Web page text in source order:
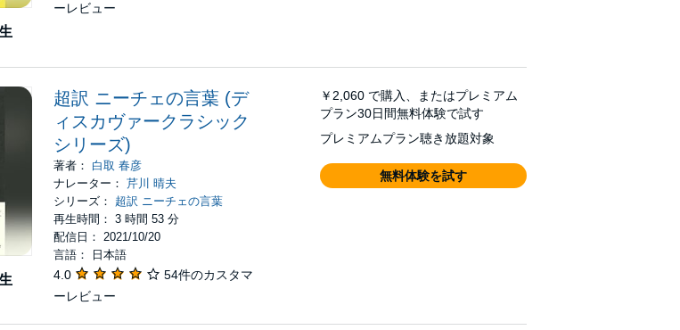
ーレビュー
超訳 ニーチェの言葉 (デ
ィスカヴァークラシック
シリーズ)
著者： 白取 春彦
ナレーター：芹川 晴夫
シリーズ： 超訳 ニーチェの言葉
再生時間： 3 時間 53 分
配信日： 2021/10/20
言語： 日本語
4.0
54件のカスタマ
ーレビュー
￥2,060 で購入、またはプレミアム
プラン30日間無料体験で試す
プレミアムプラン聴き放題対象
無料体験を試す